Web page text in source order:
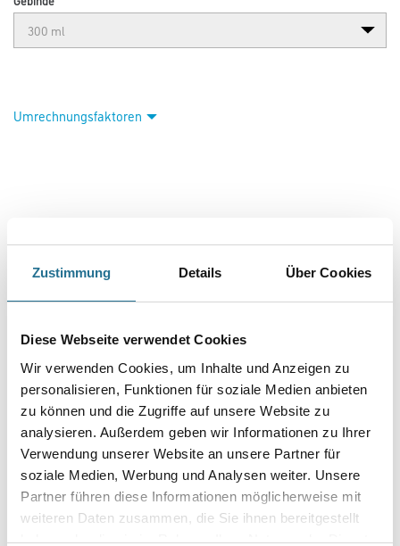
Zustimmung Details Über Cookies
Diese Webseite verwendet Cookies
Wir verwenden Cookies, um Inhalte und Anzeigen zu
personalisieren, Funktionen für soziale Medien anbieten
zu können und die Zugriffe auf unsere Website zu
analysieren. Außerdem geben wir Informationen zu Ihrer
Verwendung unserer Website an unsere Partner für
soziale Medien, Werbung und Analysen weiter. Unsere
Partner führen diese Informationen möglicherweise mit
weiteren Daten zusammen, die Sie ihnen bereitgestellt
haben oder die sie im Rahmen Ihrer Nutzung der Dienste
Umrechnungsfaktoren
Produkteigenschaft
- Silikon für Feucht- und Sanitärräume
- Ideal für Fliesen, Keramik, Acrylwannen, Glas und Emaille
- Abriebfest und pilzhemmend
- Alterungsbeständig und lichtfest
- Glanzgrad: glänzend
Verarbeitungstemp./Luftfeuchte
Gegebenenfalls alten Dichtstoff und andere Rückstände restlos
entfernen. Kartusche oberhalb des Gewindes aufschneiden,